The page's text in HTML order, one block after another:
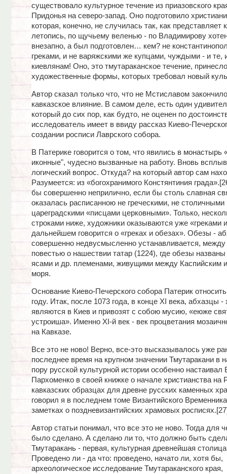
существовало культурное течение из приазовского
Придонья на северо-запад. Оно подготовило
которая, конечно, не случилась так, как представляет
летопись, по щучьему веленью - по Владимирову
внезапно, а был подготовлен… кем? не
греками, и не варяжскими же купцами, чуждыми - и те,
киевлянам! Оно, это тмутараканское течение,
художественные формы, которых требовал новый
Автор сказал только что, что не Мстиславом
кавказское влияние. В самом деле, есть один
который до сих пор, как будто, не оценен по
исследователь имеет в ввиду рассказ Киево-
создании росписи Лаврского собора.
В Патерике говорится о том, что явились в монастырь
иконные", чудесно вызванные на работу. Вновь
логический вопрос. Откуда? на который автор сам
Разумеется: из «богохранимого Констянтиния
бы совершенно неприлично, если бы столь славная
оказалась расписанною не греческими, не столичными
цареградскими «писцами церковными». Только,
строками ниже, художники оказываются уже «греками
дальнейшем говорится о «греках и обезах». Обезы -
совершенно недвусмысленно устанавливается, между
повестью о нашествии татар (1224), где обезы
ясами и др. племенами, живущими между Каспийским
моря.
Основание Киево-Печерского собора Патерик
году. Итак, после 1073 года, в конце XI века, абхазцы -
являются в Киев и привозят с собою мусию, «еюже
устроиша». Именно ХI-й век - век процветания
на Кавказе.
Все это не ново! Верно, все-это высказывалось уже
последнее время на крупном значении Тмутаракани в
пору русской культурной истории особенно настаивал
Пархоменко в своей книжке о начале христианства на
кавказских образцах для древне русских каменных
говорил я в последнем томе Византийского
заметках о поздневизантийских храмовых
Автор статьи понимал, что все это не ново. Тогда для
было сделано. А сделано ли то, что должно быть
Тмутаракань - первая, культурная древнейшая
Проведено ли - да что: проведено, начато ли, хотя бы,
археологическое исследование Тмутараканского края,